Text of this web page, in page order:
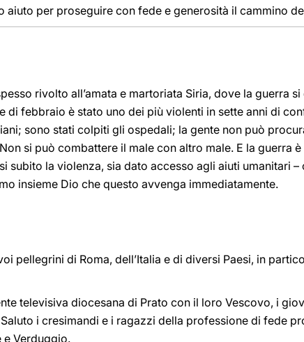
per proseguire con fede e generosità il cammino
rivolto all’amata e martoriata Siria, dove la guerra
di febbraio è stato uno dei più violenti in sette anni di
sono stati colpiti gli ospedali; la gente non può
si può combattere il male con altro male. E la guerra
subito la violenza, sia dato accesso agli aiuti umanitari –
insieme Dio che questo avvenga immediatamente.
pellegrini di Roma, dell’Italia e di diversi Paesi, in
televisiva diocesana di Prato con il loro Vescovo, i
i cresimandi e i ragazzi della professione di fede
e Verduggio.